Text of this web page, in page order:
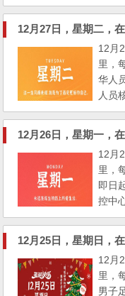
广州
工作
恢复
络剧
直播
信部
12月27日，星期二，
12月
里，
华人
人员
限制
肺炎
施"
北京
症风
12月26日，星期一，
12月
里，
即日
控中
用；
疫苗
上人
受天
迎今
12月25日，星期日，
12月
里，
男子